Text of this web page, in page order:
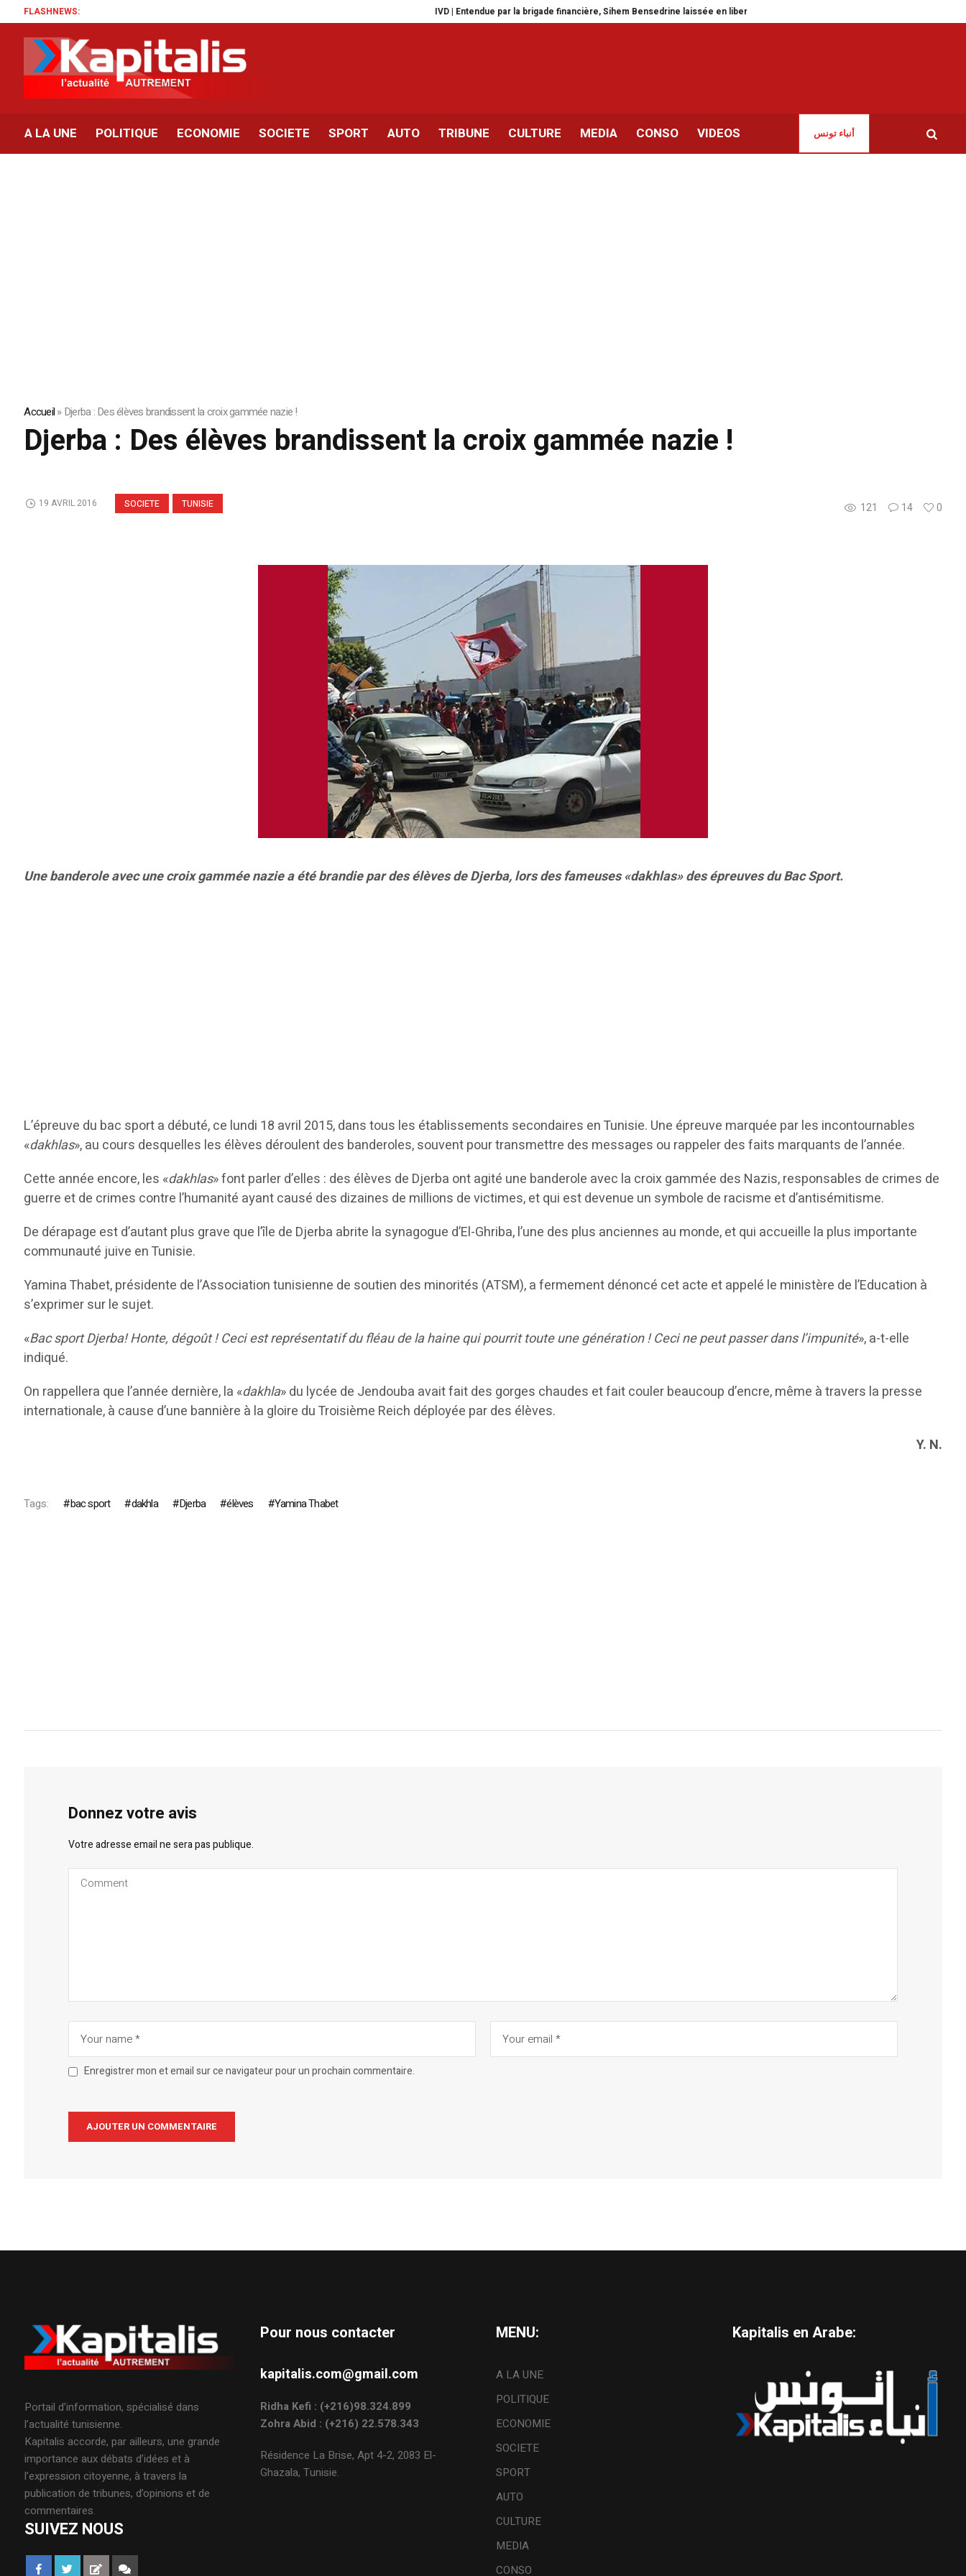
FLASHNEWS: IVD | Entendue par la brigade financière, Sihem Bensedrine laissée en liberté Ligne TGM | Le ras-le-bol de la Transtu face aux
A LA UNE POLITIQUE ECONOMIE SOCIETE SPORT AUTO TRIBUNE CULTURE MEDIA CONSO VIDEOS أنباء تونس
Accueil»Djerba : Des élèves brandissent la croix gammée nazie !
Djerba : Des élèves brandissent la croix gammée nazie !
SOCIETE TUNISIE 121 14 0
19 AVRIL 2016
Une banderole avec une croix gammée nazie a été brandie par des élèves de Djerba, lors des fameuses «dakhlas» des épreuves du Bac Sport.
L’épreuve du bac sport a débuté, ce lundi 18 avril 2015, dans tous les établissements secondaires en Tunisie. Une épreuve marquée par les incontournables
«dakhlas», au cours desquelles les élèves déroulent des banderoles, souvent pour transmettre des messages ou rappeler des faits marquants de l’année.
Cette année encore, les «dakhlas» font parler d’elles : des élèves de Djerba ont agité une banderole avec la croix gammée des Nazis, responsables de crimes de
guerre et de crimes contre l’humanité ayant causé des dizaines de millions de victimes, et qui est devenue un symbole de racisme et d’antisémitisme.
De dérapage est d’autant plus grave que l’île de Djerba abrite la synagogue d’El-Ghriba, l’une des plus anciennes au monde, et qui accueille la plus importante
communauté juive en Tunisie.
Yamina Thabet, présidente de l’Association tunisienne de soutien des minorités (ATSM), a fermement dénoncé cet acte et appelé le ministère de l’Education à
s’exprimer sur le sujet.
«Bac sport Djerba! Honte, dégoût ! Ceci est représentatif du fléau de la haine qui pourrit toute une génération ! Ceci ne peut passer dans l’impunité», a-t-elle
indiqué.
On rappellera que l’année dernière, la «dakhla» du lycée de Jendouba avait fait des gorges chaudes et fait couler beaucoup d’encre, même à travers la presse
internationale, à cause d’une bannière à la gloire du Troisième Reich déployée par des élèves.
Y. N.
Tags: bac sport dakhla Djerba élèves Yamina Thabet
Donnez votre avis
Votre adresse email ne sera pas publique.
Enregistrer mon et email sur ce navigateur pour un prochain commentaire.
Portail d’information, spécialisé dans
l’actualité tunisienne.
Kapitalis accorde, par ailleurs, une grande
importance aux débats d’idées et à
l’expression citoyenne, à travers la
publication de tribunes, d’opinions et de
commentaires.
SUIVEZ NOUS
Pour nous contacter
kapitalis.com@gmail.com
Ridha Kefi : (+216)98.324.899
Zohra Abid : (+216) 22.578.343
Résidence La Brise, Apt 4-2, 2083 El-
Ghazala, Tunisie.
MENU:
A LA UNE
POLITIQUE
ECONOMIE
SOCIETE
SPORT
AUTO
CULTURE
MEDIA
CONSO
Kapitalis en Arabe: